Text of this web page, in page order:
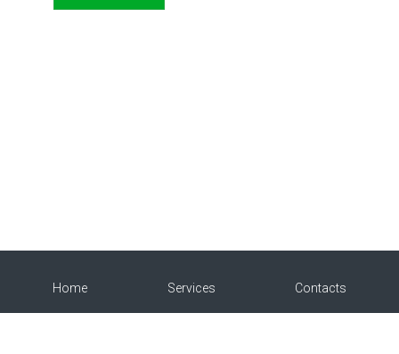
Home Services Contacts